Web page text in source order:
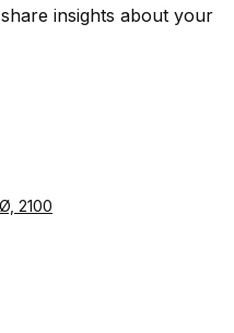
buddhisme, fordybe sig i
fællesskab.
og
program på centrenes
for skole-, gymnasie- og
insights about your
2100